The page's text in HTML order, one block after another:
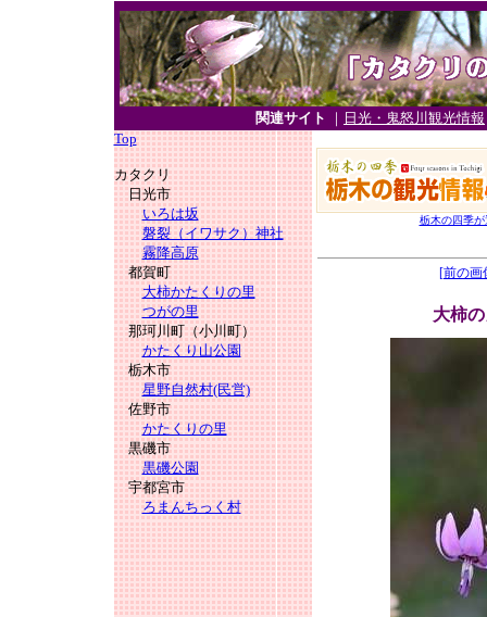
関連サイト ｜ 日光・鬼怒川観光情報
Top
カタクリ
日光市
いろは坂
磐裂（イワサク）神社
霧降高原
都賀町
大柿かたくりの里
つがの里
那珂川町（小川町）
かたくり山公園
栃木市
星野自然村(民営)
佐野市
かたくりの里
黒磯市
黒磯公園
宇都宮市
ろまんちっく村
栃木の四季
[前の画
大柿